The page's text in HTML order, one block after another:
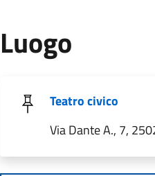
Luogo
Teatro civico
Via Dante A., 7,